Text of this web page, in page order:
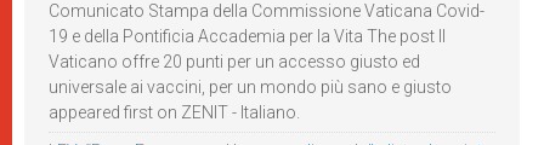
Comunicato Stampa della Commissione Vaticana Covid-
19 e della Pontificia Accademia per la Vita The post Il
Vaticano offre 20 punti per un accesso giusto ed
universale ai vaccini, per un mondo più sano e giusto
appeared first on ZENIT - Italiano.